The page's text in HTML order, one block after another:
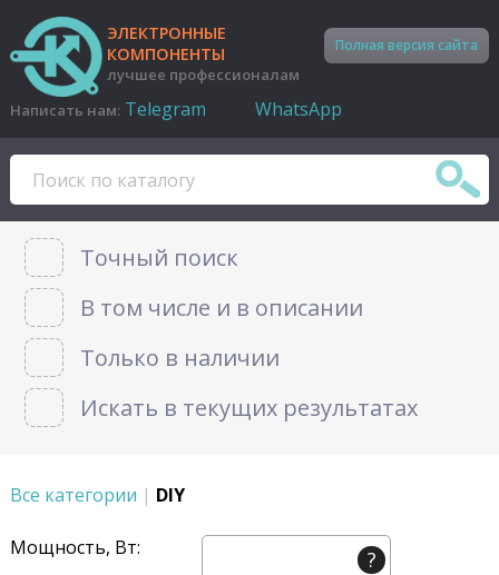
ЭЛЕКТРОННЫЕ
КОМПОНЕНТЫ
лучшее профессионалам
Полная версия сайта
Написать нам: Telegram WhatsApp
Точный поиск
В том числе и в описании
Только в наличии
Искать в текущих результатах
Все категории | DIY
Мощность, Вт: ?